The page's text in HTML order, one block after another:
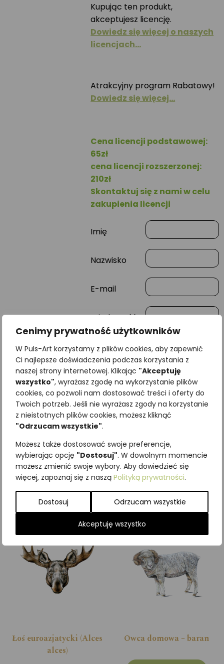
Cenimy prywatność użytkowników
W Puls-Art korzystamy z plików cookies, aby zapewnić
Ci najlepsze doświadczenia podczas korzystania z
naszej strony internetowej. Klikając "Akceptuję
wszystko", wyrażasz zgodę na wykorzystanie plików
cookies, co pozwoli nam dostosować treści i oferty do
Twoich potrzeb. Jeśli nie wyrażasz zgody na korzystanie
z nieistotnych plików cookies, możesz kliknąć
"Odrzucam wszystkie".
Możesz także dostosować swoje preferencje,
wybierając opcję "Dostosuj". W dowolnym momencie
możesz zmienić swoje wybory. Aby dowiedzieć się
więcej, zapoznaj się z naszą Polityką prywatności.
Dostosuj Odrzucam wszystkie
Akceptuję wszystko
Kupując ten produkt,
akceptujesz licencję.
Dowiedz się więcej o naszych
licencjach…
Atrakcyjny program Rabatowy!
Dowiedz się więcej…
Cena licencji podstawowej:
65zł
cena licencji rozszerzonej:
210zł
Skontaktuj się z nami w celu
zakupienia licencji
Imię
Nazwisko
E-mail
Wiadomość
dni: 65,00zł
SKU:Brak danych
Kategorie:ILUSTRACJE,
Zwierzęta wiejskie
Podobne produkty
Łoś euroazjatycki (Alces
alces)
Owca domowa – baran